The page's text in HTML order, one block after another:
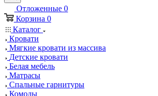
Отложенные 0
Корзина 0
Каталог
Кровати
Мягкие кровати из массива
Детские кровати
Белая мебель
Матрасы
Спальные гарнитуры
Комоды